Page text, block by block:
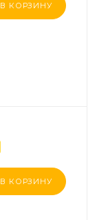
В КОРЗИНУ
В КОРЗИНУ